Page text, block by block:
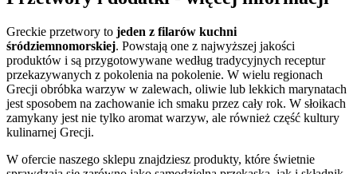
Greckie przetwory to jeden z filarów kuchni
śródziemnomorskiej. Powstają one z najwyższej jakości
produktów i są przygotowywane według tradycyjnych receptur
przekazywanych z pokolenia na pokolenie. W wielu regionach
Grecji obróbka warzyw w zalewach, oliwie lub lekkich marynatach
jest sposobem na zachowanie ich smaku przez cały rok. W słoikach
zamykany jest nie tylko aromat warzyw, ale również część kultury
kulinarnej Grecji.
W ofercie naszego sklepu znajdziesz produkty, które świetnie